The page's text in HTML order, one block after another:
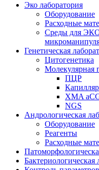
Эко лаборатория
Оборудование
Расходные
Среды для
Генетическая
Цитогенетика
Молекулярная
ПЦР
XMA
NGS
Андрологическая
Оборудование
Реагенты
Расходные
Бактериологическая